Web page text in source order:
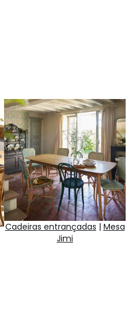
Cadeiras entrançadas | Mesa
Jimi